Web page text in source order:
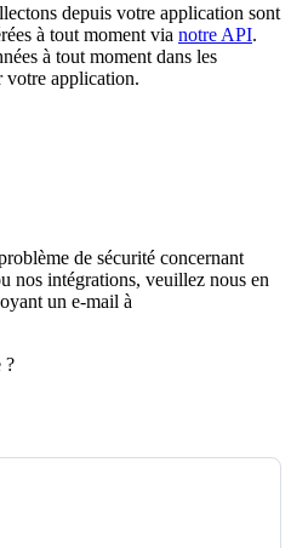
depuis votre application sont
à tout moment via notre API.
à tout moment dans les
votre application.
de sécurité concernant
nos intégrations, veuillez nous en
un e-mail à
?